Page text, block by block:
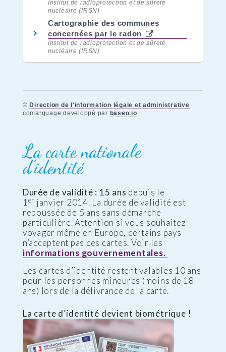
Institut de radioprotection et de sûreté
nucléaire (IRSN)
Cartographie des communes
concernées par le radon
Institut de radioprotection et de sûreté
nucléaire (IRSN)
© Direction de l'information légale et administrative
comarquage developpé par baseo.io
La carte nationale
d’identité
Durée de validité : 15 ans depuis le
1 er janvier 2014. La durée de validité est
repoussée de 5 ans sans démarche
particulière. Attention si vous souhaitez
voyager même en Europe, certains pays
n’acceptent pas ces cartes. Voir les
informations gouvernementales.
Les cartes d’identité restent valables 10 ans
pour les personnes mineures (moins de 18
ans) lors de la délivrance de la carte.
La carte d’identité devient biométrique !